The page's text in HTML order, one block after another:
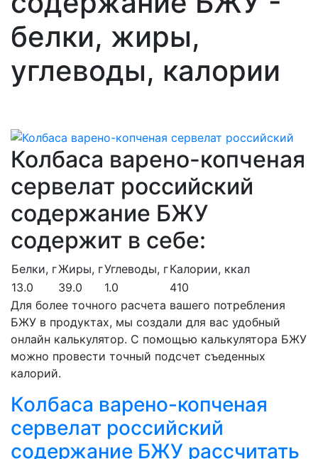
белки, жиры,
углеводы, калории
Колбаса варено-копченая
сервелат российский
содержание БЖУ
содержит в себе:
Белки, гЖиры, гУглеводы, гКалории, ккал
13.0
39.0 1.0
410
Для более точного расчета вашего потребления
БЖУ в продуктах, мы создали для вас удобный
онлайн калькулятор. С помощью калькулятора БЖУ
можно провести точный подсчет съеденных
калорий.
Колбаса варено-копченая
сервелат российский
содержание БЖУ рассчитать